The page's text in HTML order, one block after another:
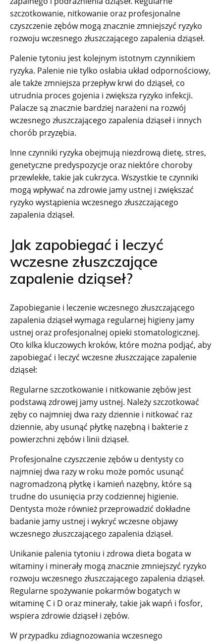
szczotkowanie, nitkowanie oraz profesjonalne
czyszczenie zębów mogą znacznie zmniejszyć ryzyko
rozwoju wczesnego złuszczającego zapalenia dziąseł.
Palenie tytoniu jest kolejnym istotnym czynnikiem
ryzyka. Palenie nie tylko osłabia układ odpornościowy,
ale także zmniejsza przepływ krwi do dziąseł, co
utrudnia proces gojenia i zwiększa ryzyko infekcji.
Palacze są znacznie bardziej narażeni na rozwój
wczesnego złuszczającego zapalenia dziąseł i innych
chorób przyzębia.
Inne czynniki ryzyka obejmują niezdrową dietę, stres,
genetyczne predyspozycje oraz niektóre choroby
przewlekłe, takie jak cukrzyca. Wszystkie te czynniki
mogą wpływać na zdrowie jamy ustnej i zwiększać
ryzyko wystąpienia wczesnego złuszczającego
zapalenia dziąseł.
Jak zapobiegać i leczyć
wczesne złuszczające
zapalenie dziąseł?
Zapobieganie i leczenie wczesnego złuszczającego
zapalenia dziąseł wymaga regularnej higieny jamy
ustnej oraz profesjonalnej opieki stomatologicznej.
Oto kilka kluczowych kroków, które można podjąć, aby
zapobiegać i leczyć wczesne złuszczające zapalenie
dziąseł:
Regularne szczotkowanie i nitkowanie zębów jest
podstawą zdrowej jamy ustnej. Należy szczotkować
zęby co najmniej dwa razy dziennie i nitkować raz
dziennie, aby usunąć płytkę nazębną i bakterie z
powierzchni zębów i linii dziąseł.
Profesjonalne czyszczenie zębów u dentysty co
najmniej dwa razy w roku może pomóc usunąć
nagromadzoną płytkę i kamień nazębny, które są
trudne do usunięcia przy codziennej higienie.
Dentysta może również przeprowadzić dokładne
badanie jamy ustnej i wykryć wczesne objawy
wczesnego złuszczającego zapalenia dziąseł.
Unikanie palenia tytoniu i zdrowa dieta bogata w
witaminy i minerały mogą znacznie zmniejszyć ryzyko
rozwoju wczesnego złuszczającego zapalenia dziąseł.
Regularne spożywanie pokarmów bogatych w
witaminę C i D oraz minerały, takie jak wapń i fosfor,
wspiera zdrowie dziąseł i zębów.
W przypadku zdiagnozowania wczesnego